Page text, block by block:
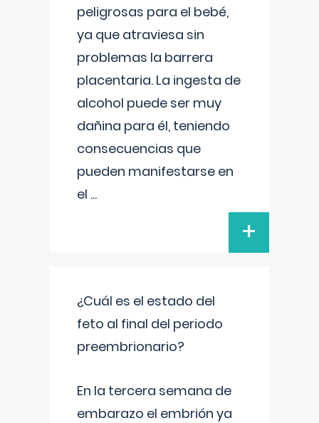
peligrosas para el bebé,
ya que atraviesa sin
problemas la barrera
placentaria. La ingesta de
alcohol puede ser muy
dañina para él, teniendo
consecuencias que
pueden manifestarse en
el ...
+
¿Cuál es el estado del
feto al final del periodo
preembrionario?
En la tercera semana de
embarazo el embrión ya